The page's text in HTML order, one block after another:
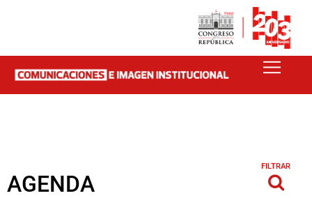
AGENDA
FILTRAR